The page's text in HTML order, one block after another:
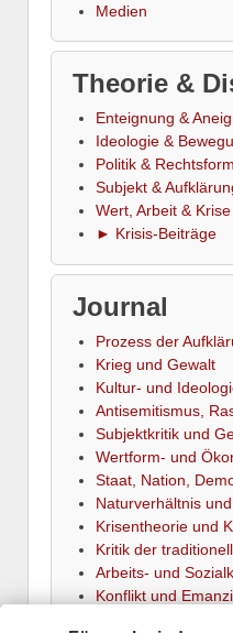
Medien
Theorie &
Enteignung &
Ideologie &
Politik & Rechtsform
Subjekt &
Wert, Arbeit & Krise
► Krisis-Beiträge
Journal
Prozess der
Krieg und Gewalt
Kultur- und
Antisemitismus,
Subjektkritik und
Wertform- und
Staat, Nation,
Naturverhältnis
Krisentheorie und
Kritik der
Arbeits- und
Konflikt und